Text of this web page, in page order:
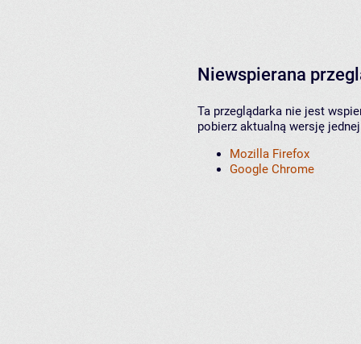
Niewspierana
Ta przeglądarka nie jest
pobierz aktualną wersję
Mozilla Firefox
Google Chrome